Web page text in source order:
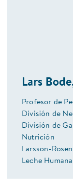
Lars
Profesor de
División de
División de
Nutrición
Larsson-
Leche